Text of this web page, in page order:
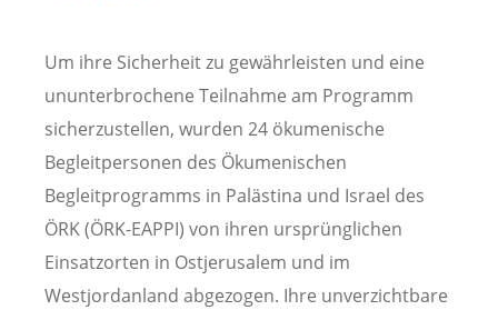
Um ihre Sicherheit zu gewährleisten und eine
ununterbrochene Teilnahme am Programm
sicherzustellen, wurden 24 ökumenische
Begleitpersonen des Ökumenischen
Begleitprogramms in Palästina und Israel des
ÖRK (ÖRK-EAPPI) von ihren ursprünglichen
Einsatzorten in Ostjerusalem und im
Westjordanland abgezogen. Ihre unverzichtbare